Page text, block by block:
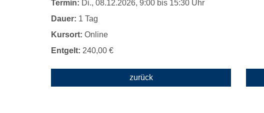
Termin: Di., 08.12.2026, 9:00 bis 15:30 Uhr
Dauer: 1 Tag
Kursort: Online
Entgelt: 240,00 €
zurück